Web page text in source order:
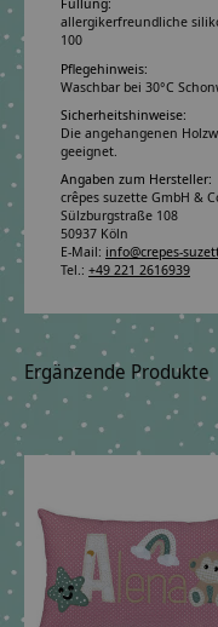
allergikerfreundliche
100
Pflegehinweis:
Waschbar bei 30°C
Sicherheitshinweise:
Die angehangenen
geeignet.
Angaben zum Hersteller:
crêpes suzette GmbH &
Sülzburgstraße 108
50937 Köln
E-Mail: info@crepes-
Tel.: +49 221 2616939
Ergänzende Produkte
Carousel items